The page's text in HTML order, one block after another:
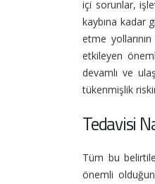
içi sorunlar,
kaybına kadar
etme
etkileyen
devamlı ve
tükenmişlik
Tedavisi
Tüm bu
önemli